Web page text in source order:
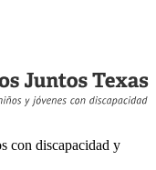
con discapacidad y